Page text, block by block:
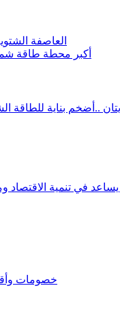
العاصفة الشتوية
أكبر محطة طاقة
..أضخم بناية للطاقة
في تنمية الاقتصاد
خصومات